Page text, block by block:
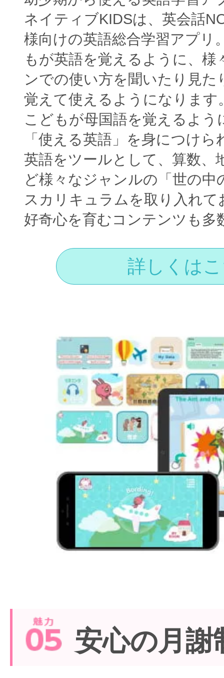
ネイティブKIDSは、英会話
様向けの英語総合学習アプリ
もが英語を覚えるように、
ンでの使い方を聞いたり見た
覚えて使えるようになります
こどもが母国語を覚えるよう
「使える英語」を身につけら
英語をツールとして、算数、
ど様々なジャンルの「世の中
スカリキュラムを取り入れて
好奇心を育むコンテンツも多
詳しくは
安心の月謝